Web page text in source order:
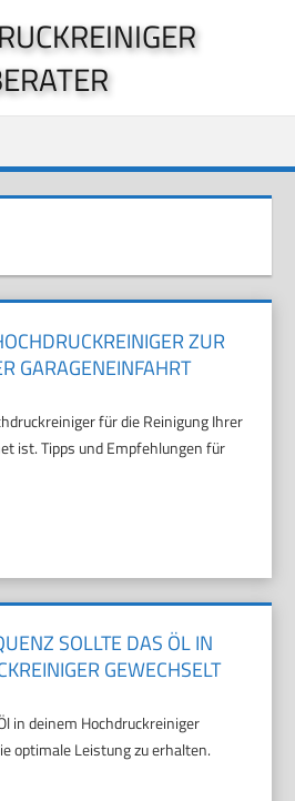
ZUR
GARAGENEINFAHRT
für die Reinigung Ihrer
ist. Tipps und Empfehlungen für
SOLLTE DAS ÖL IN
GEWECHSELT
in deinem Hochdruckreiniger
optimale Leistung zu erhalten.